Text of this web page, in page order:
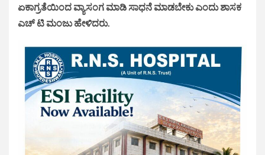
ಏಕಾಗ್ರತೆಯಿಂದ ವ್ಯಾಸಂಗ ಮಾಡಿ ಸಾಧನೆ ಮಾಡಬೇಕು ಎಂದು ಶಾಸಕ
ಎಚ್ ಟಿ ಮಂಜು ಹೇಳಿದರು.